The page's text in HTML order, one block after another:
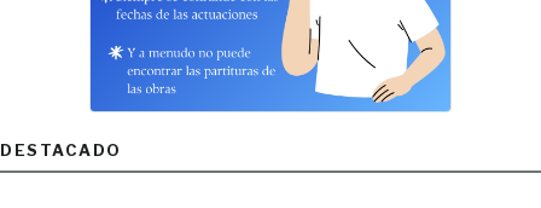
DESTACADO